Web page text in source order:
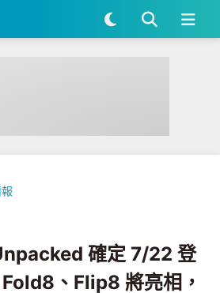
確定 7/22 登場！Galaxy Z Fold8、
確定 7/22 登
、Flip8 將亮相，